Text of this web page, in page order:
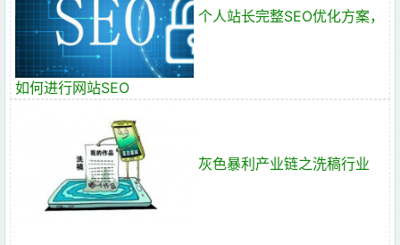
个人站长完整SEO优化方案，
如何进行网站SEO
灰色暴利产业链之洗稿行业